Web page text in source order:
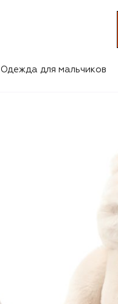
Одежда для мальчиков